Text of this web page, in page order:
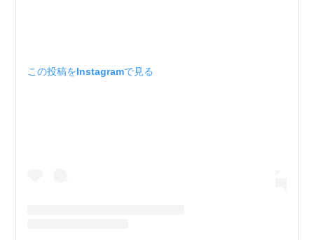
この投稿をInstagramで見る